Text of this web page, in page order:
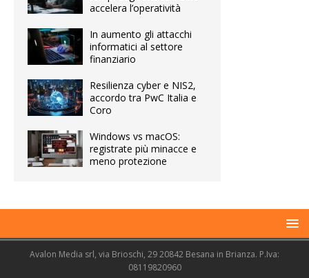
accelera l’operatività
In aumento gli attacchi
informatici al settore
finanziario
Resilienza cyber e NIS2,
accordo tra PwC Italia e
Coro
Windows vs macOS:
registrate più minacce e
meno protezione
Avalon Media srl, via Brioschi, 29 20842 Besana in Brianza. P.Iva:
08119820960